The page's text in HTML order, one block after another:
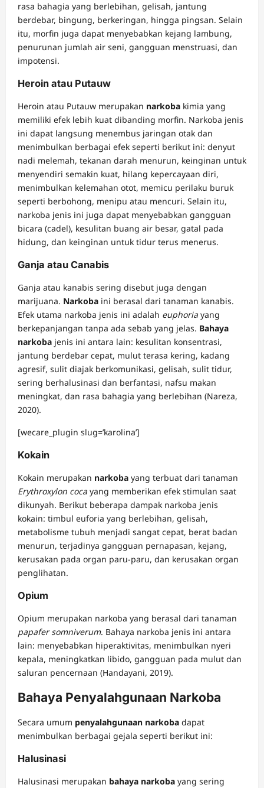
rasa bahagia yang berlebihan, gelisah, jantung
berdebar, bingung, berkeringan, hingga pingsan. Selain
itu, morfin juga dapat menyebabkan kejang lambung,
penurunan jumlah air seni, gangguan menstruasi, dan
impotensi.
Heroin atau Putauw
Heroin atau Putauw merupakan narkoba kimia yang
memiliki efek lebih kuat dibanding morfin. Narkoba jenis
ini dapat langsung menembus jaringan otak dan
menimbulkan berbagai efek seperti berikut ini: denyut
nadi melemah, tekanan darah menurun, keinginan untuk
menyendiri semakin kuat, hilang kepercayaan diri,
menimbulkan kelemahan otot, memicu perilaku buruk
seperti berbohong, menipu atau mencuri. Selain itu,
narkoba jenis ini juga dapat menyebabkan gangguan
bicara (cadel), kesulitan buang air besar, gatal pada
hidung, dan keinginan untuk tidur terus menerus.
Ganja atau Canabis
Ganja atau kanabis sering disebut juga dengan
marijuana. Narkoba ini berasal dari tanaman kanabis.
Efek utama narkoba jenis ini adalah euphoria yang
berkepanjangan tanpa ada sebab yang jelas. Bahaya
narkoba jenis ini antara lain: kesulitan konsentrasi,
jantung berdebar cepat, mulut terasa kering, kadang
agresif, sulit diajak berkomunikasi, gelisah, sulit tidur,
sering berhalusinasi dan berfantasi, nafsu makan
meningkat, dan rasa bahagia yang berlebihan (Nareza,
2020).
[wecare_plugin slug=’karolina’]
Kokain
Kokain merupakan narkoba yang terbuat dari tanaman
Erythroxylon coca yang memberikan efek stimulan saat
dikunyah. Berikut beberapa dampak narkoba jenis
kokain: timbul euforia yang berlebihan, gelisah,
metabolisme tubuh menjadi sangat cepat, berat badan
menurun, terjadinya gangguan pernapasan, kejang,
kerusakan pada organ paru-paru, dan kerusakan organ
penglihatan.
Opium
Opium merupakan narkoba yang berasal dari tanaman
papafer somniverum. Bahaya narkoba jenis ini antara
lain: menyebabkan hiperaktivitas, menimbulkan nyeri
kepala, meningkatkan libido, gangguan pada mulut dan
saluran pencernaan (Handayani, 2019).
Bahaya Penyalahgunaan Narkoba
Secara umum penyalahgunaan narkoba dapat
menimbulkan berbagai gejala seperti berikut ini:
Halusinasi
Halusinasi merupakan bahaya narkoba yang sering